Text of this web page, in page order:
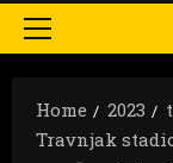
Primary
Home
2023
Travnjak